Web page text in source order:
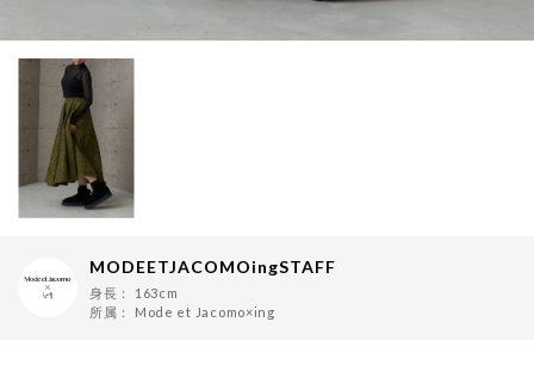
MODEETJACOMOingSTAFF
身長：
163cm
所属： Mode et Jacomo×ing